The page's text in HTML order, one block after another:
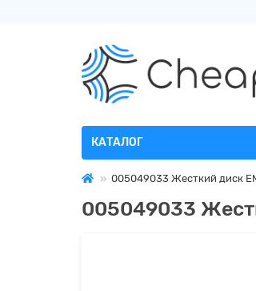
КАТАЛОГ
005049033 Жесткий диск
005049033